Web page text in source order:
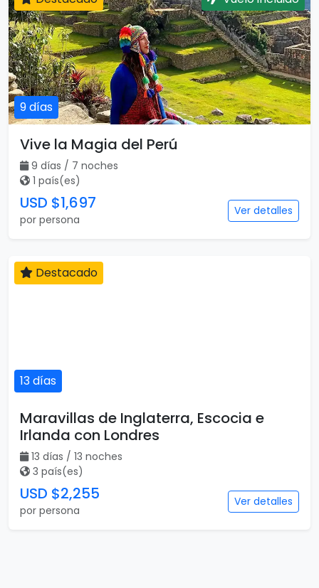
9 días
Vive la Magia del Perú
9 días / 7 noches
1 país(es)
USD $1,697
por persona
Ver detalles
13 días
Destacado
Maravillas de Inglaterra, Escocia e
Irlanda con Londres
13 días / 13 noches
3 país(es)
USD $2,255
por persona
Ver detalles